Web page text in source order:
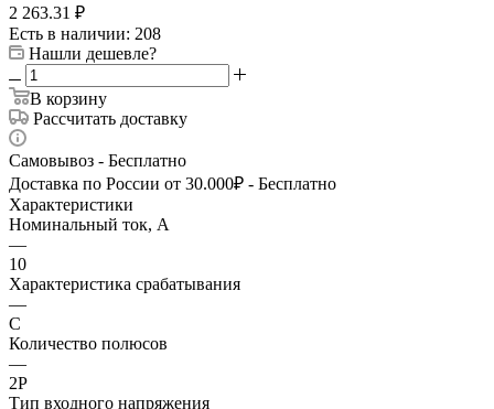
2 263.31 ₽
Есть в наличии: 208
Нашли дешевле?
В корзину
Рассчитать доставку
Самовывоз - Бесплатно
Доставка по России от 30.000₽ - Бесплатно
Характеристики
Номинальный ток, А
—
10
Характеристика срабатывания
—
C
Количество полюсов
—
2P
Тип входного напряжения